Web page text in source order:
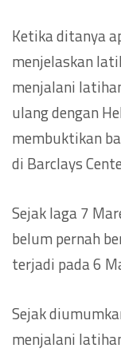
Ketika ditanya
menjelaskan
menjalani
ulang dengan
membuktikan
di Barclays
Sejak laga 7
belum pernah
terjadi pada 6
Sejak
menjalani